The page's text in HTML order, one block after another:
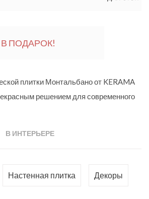
ПОДАРОК!
плитки Монтальбано от KERAMA
решением для современного
стиле. Своим название коллекция
оливковыми рощами,
В ИНТЕРЬЕРЕ
Настенная плитка Декоры